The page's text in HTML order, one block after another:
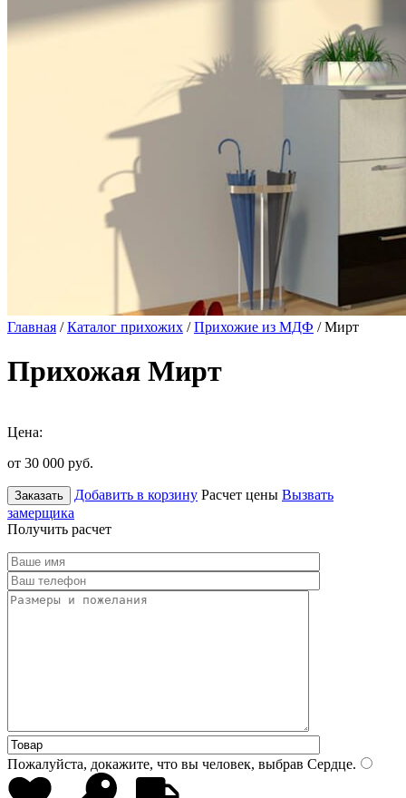
Главная /Каталог прихожих /Прихожие из МДФ / Мирт
Прихожая Мирт
Цена:
от 30 000 руб.
Заказать Добавить в корзину Расчет цены Вызвать
замерщика
Получить расчет
Пожалуйста, докажите, что вы человек, выбрав Сердце.